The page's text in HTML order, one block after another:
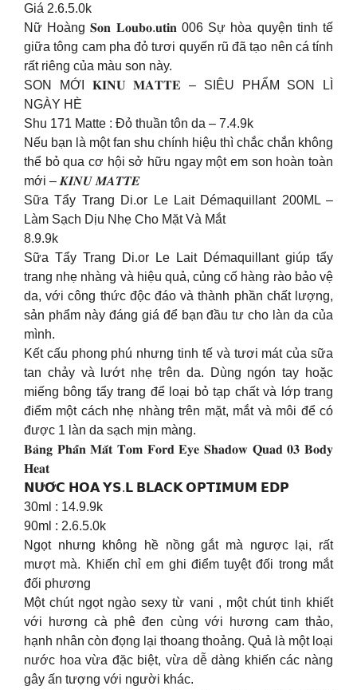
Giá 2.6.5.0k
Nữ Hoàng 𝐒𝐨𝐧 𝐋𝐨𝐮𝐛𝐨.𝐮𝐭𝐢𝐧 006 Sự hòa quyện tinh tế
giữa tông cam pha đỏ tươi quyến rũ đã tạo nên cá tính
rất riêng của màu son này.
SON MỚI 𝐊𝐈𝐍𝐔 𝐌𝐀𝐓𝐓𝐄 – SIÊU PHẨM SON LÌ
NGÀY HÈ
Shu 171 Matte : Đỏ thuần tôn da – 7.4.9k
Nếu bạn là một fan shu chính hiệu thì chắc chắn không
thể bỏ qua cơ hội sở hữu ngay một em son hoàn toàn
mới – 𝑲𝑰𝑵𝑼 𝑴𝑨𝑻𝑻𝑬
Sữa Tẩy Trang Di.or Le Lait Démaquillant 200ML –
Làm Sạch Dịu Nhẹ Cho Mặt Và Mắt
8.9.9k
Sữa Tẩy Trang Di.or Le Lait Démaquillant giúp tẩy
trang nhẹ nhàng và hiệu quả, củng cố hàng rào bảo vệ
da, với công thức độc đáo và thành phần chất lượng,
sản phẩm này đáng giá để bạn đầu tư cho làn da của
mình.
Kết cấu phong phú nhưng tinh tế và tươi mát của sữa
tan chảy và lướt nhẹ trên da. Dùng ngón tay hoặc
miếng bông tẩy trang để loại bỏ tạp chất và lớp trang
điểm một cách nhẹ nhàng trên mặt, mắt và môi để có
được 1 làn da sạch mịn màng.
𝐁𝐚̉𝐧𝐠 𝐏𝐡𝐚̂́𝐧 𝐌𝐚̆́𝐭 𝐓𝐨𝐦 𝐅𝐨𝐫𝐝 𝐄𝐲𝐞 𝐒𝐡𝐚𝐝𝐨𝐰 𝐐𝐮𝐚𝐝 𝟎𝟑 𝐁𝐨𝐝𝐲
𝐇𝐞𝐚𝐭
𝗡𝗨̛𝗢̛́𝗖 𝗛𝗢𝗔 𝗬𝗦.𝗟 𝗕𝗟𝗔𝗖𝗞 𝗢𝗣𝗧𝗜𝗠𝗨𝗠 𝗘𝗗𝗣
30ml : 14.9.9k
90ml : 2.6.5.0k
Ngọt nhưng không hề nồng gắt mà ngược lại, rất
mượt mà. Khiến chỉ em ghi điểm tuyệt đối trong mắt
đối phương
Một chút ngọt ngào sexy từ vani , một chút tinh khiết
với hương cà phê đen cùng với hương cam thảo,
hạnh nhân còn đọng lại thoang thoảng. Quả là một loại
nước hoa vừa đặc biệt, vừa dễ dàng khiến các nàng
gây ấn tượng với người khác.